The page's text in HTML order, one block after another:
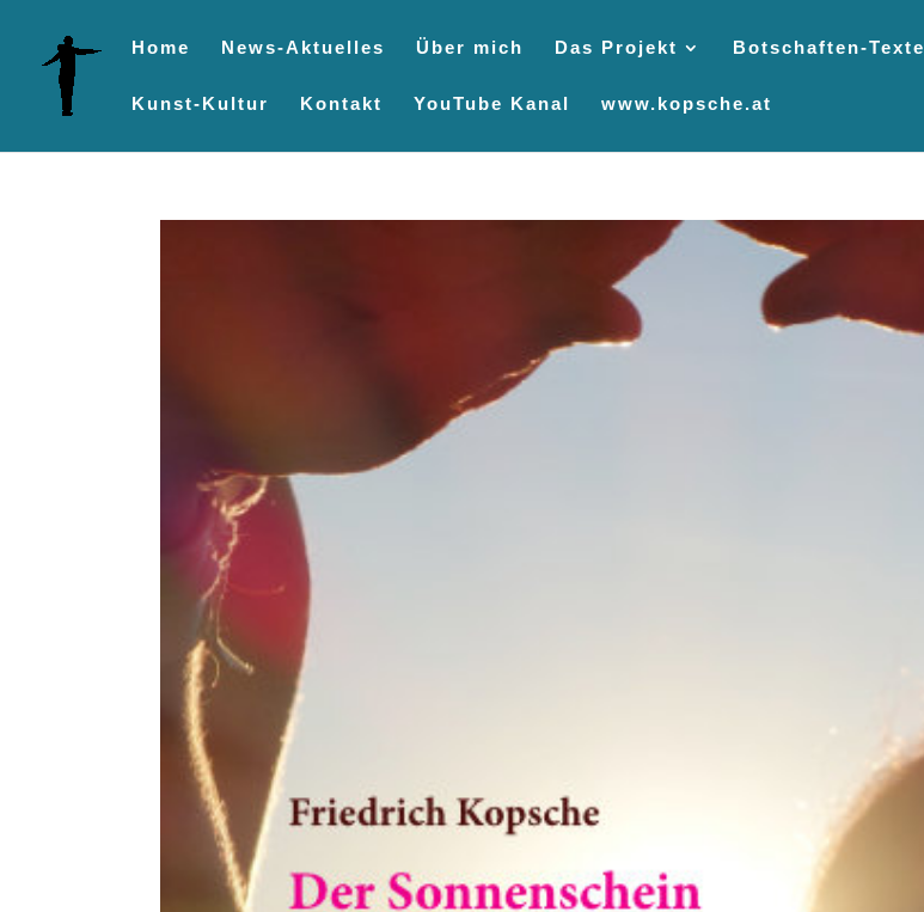
Home News-Aktuelles Über mich Das Projekt Botschaften-Texte
Kunst-Kultur Kontakt YouTube Kanal www.kopsche.at